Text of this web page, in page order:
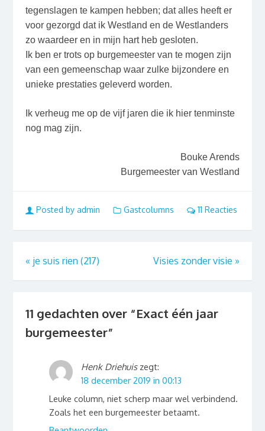
tegenslagen te kampen hebben; dat alles heeft er
voor gezorgd dat ik Westland en de Westlanders
zo waardeer en in mijn hart heb gesloten.
Ik ben er trots op burgemeester van te mogen zijn
van een gemeenschap waar zulke bijzondere en
unieke prestaties geleverd worden.
Ik verheug me op de vijf jaren die ik hier tenminste
nog mag zijn.
Bouke Arends
Burgemeester van Westland
Posted by admin Gastcolumns 11 Reacties
« je suis rien (217) Visies zonder visie »
11 gedachten over “Exact één jaar
burgemeester”
Henk Driehuis zegt:
18 december 2019 in 00:13
Leuke column, niet scherp maar wel verbindend.
Zoals het een burgemeester betaamt.